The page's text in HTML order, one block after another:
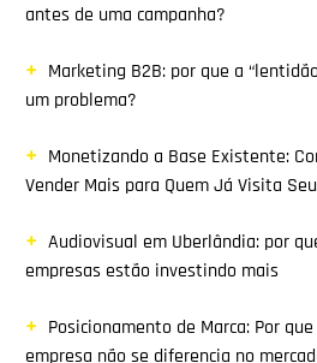
antes de uma campanha?
Marketing B2B: por que a
um problema?
Monetizando a Base Existente:
Vender Mais para Quem Já Visita
Audiovisual em Uberlândia: por
empresas estão investindo mais
Posicionamento de Marca: Por
empresa não se diferencia no